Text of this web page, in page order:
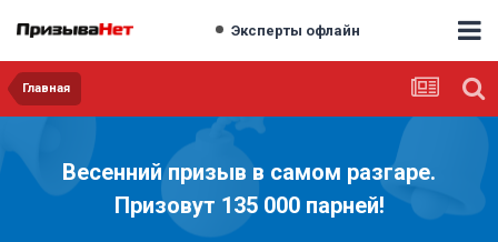
Эксперты офлайн
Главная
Весенний призыв в самом разгаре.
Призовут 135 000 парней!